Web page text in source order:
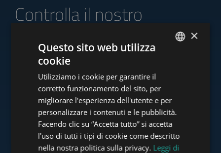
Controlla il nostro
www.tower-investments.com
www.towerassistance.com
FRENCH
ITALIAN
SPANISH
×
Questo sito web utilizza
cookie
Utilizziamo i cookie per garantire il
corretto funzionamento del sito, per
migliorare l'esperienza dell'utente e per
personalizzare i contenuti e le pubblicità.
Facendo clic su “Accetta tutto” si accetta
l'uso di tutti i tipi di cookie come descritto
nella nostra politica sulla privacy. Leggi di